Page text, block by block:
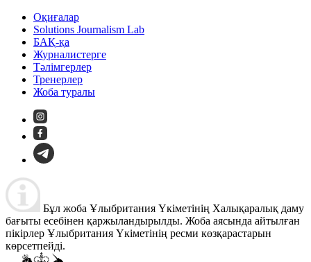
Оқиғалар
Solutions Journalism Lab
БАҚ-қа
Журналистерге
Тәлімгерлер
Тренерлер
Жоба туралы
Бұл жоба Ұлыбритания Үкіметінің Халықаралық даму
бағыты есебінен қаржыландырылды. Жоба аясында айтылған
пікірлер Ұлыбритания Үкіметінің ресми көзқарастарын
көрсетпейді.